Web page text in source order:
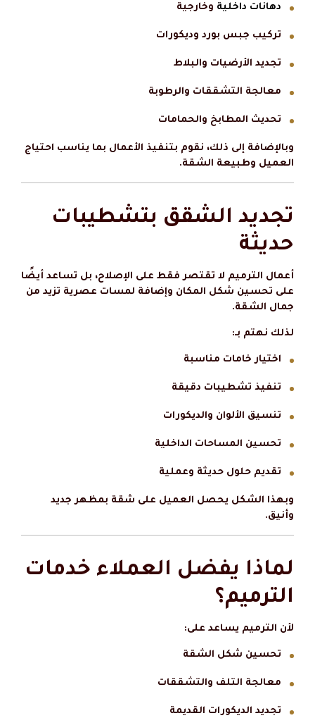
دهانات داخلية وخارجية
تركيب جبس بورد وديكورات
تجديد الأرضيات والبلاط
معالجة التشققات والرطوبة
تحديث المطابخ والحمامات
وبالإضافة إلى ذلك، نقوم بتنفيذ الأعمال بما يناسب احتياج
العميل وطبيعة الشقة.
تجديد الشقق بتشطيبات
حديثة
أعمال الترميم لا تقتصر فقط على الإصلاح، بل تساعد أيضًا
على تحسين شكل المكان وإضافة لمسات عصرية تزيد من
جمال الشقة.
لذلك نهتم بـ:
اختيار خامات مناسبة
تنفيذ تشطيبات دقيقة
تنسيق الألوان والديكورات
تحسين المساحات الداخلية
تقديم حلول حديثة وعملية
وبهذا الشكل يحصل العميل على شقة بمظهر جديد
وأنيق.
لماذا يفضل العملاء خدمات
الترميم؟
لأن الترميم يساعد على:
تحسين شكل الشقة
معالجة التلف والتشققات
تجديد الديكورات القديمة